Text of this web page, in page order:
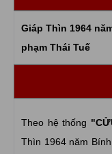
Giáp Thìn 1964
phạm Thái Tuế
Theo hệ thống
Thìn 1964 năm